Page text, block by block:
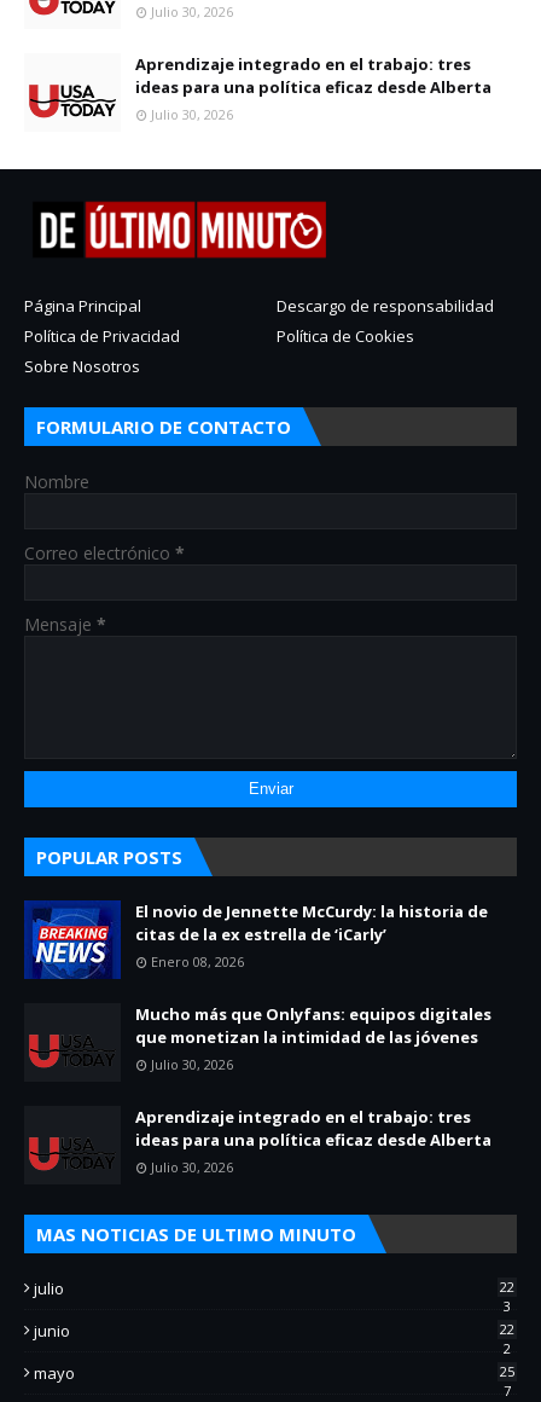
Julio 30, 2026
Aprendizaje integrado en el trabajo: tres
ideas para una política eficaz desde Alberta
Julio 30, 2026
Página Principal
Descargo de responsabilidad
Política de Privacidad
Política de Cookies
Sobre Nosotros
FORMULARIO DE CONTACTO
Nombre
Correo electrónico *
Mensaje *
POPULAR POSTS
El novio de Jennette McCurdy: la historia de
citas de la ex estrella de ‘iCarly’
Enero 08, 2026
Mucho más que Onlyfans: equipos digitales
que monetizan la intimidad de las jóvenes
Julio 30, 2026
Aprendizaje integrado en el trabajo: tres
ideas para una política eficaz desde Alberta
Julio 30, 2026
MAS NOTICIAS DE ULTIMO MINUTO
julio
22
3
junio
22
2
mayo
25
7